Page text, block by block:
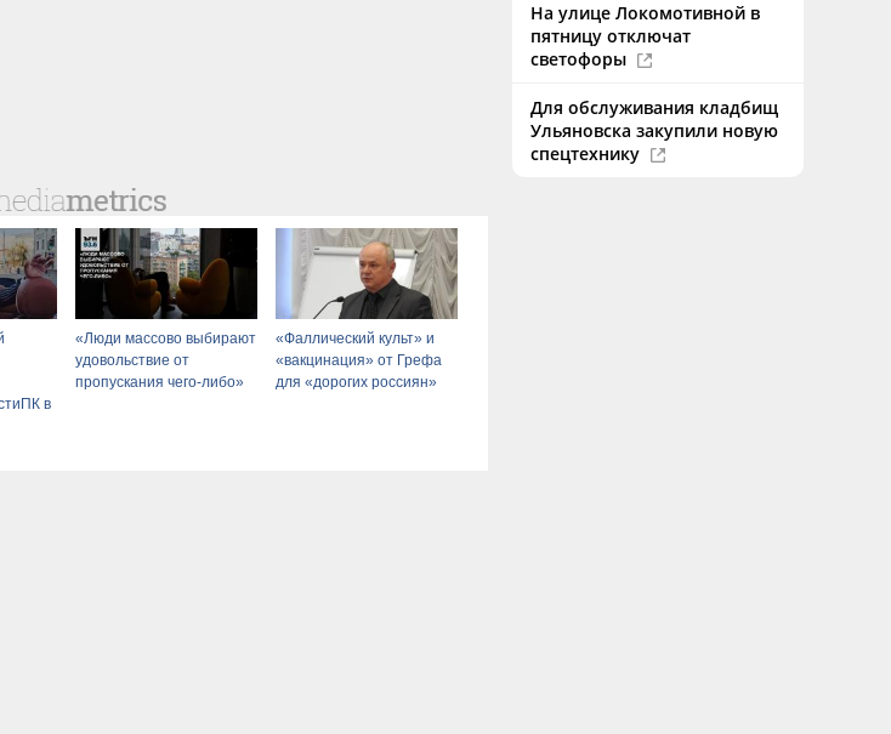
в
«Люди массово выбирают
удовольствие от
пропускания чего-либо»
«Фаллический культ» и
«вакцинация» от Грефа
для «дорогих россиян»
На улице Локомотивной в
пятницу отключат
светофоры
Для обслуживания кладбищ
Ульяновска закупили новую
спецтехнику